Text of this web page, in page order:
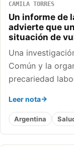
CAMILA TORRES
Un informe de
advierte que
situación de
Una
Común y la
precariedad
Leer nota
Argentina